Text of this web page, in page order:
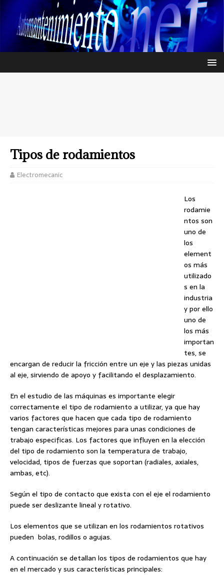
Tipos de rodamientos
Electromecanic
Los
rodamie
ntos son
uno de
los
element
os más
utilizado
s en la
industria
y por ello
uno de
los más
importan
tes, se
encargan de reducir la fricción entre un eje y las piezas unidas
al eje, sirviendo de apoyo y facilitando el desplazamiento.
En el estudio de las máquinas es importante elegir
correctamente el tipo de rodamiento a utilizar, ya que hay
varios factores que hacen que cada tipo de rodamiento
tengan características mejores para unas condiciones de
trabajo especificas. Los factores que influyen en la elección
del tipo de rodamiento son la temperatura de trabajo,
velocidad, tipos de fuerzas que soportan (radiales, axiales,
ambas, etc).
Según el tipo de contacto que exista con el eje el rodamiento
puede ser deslizante lineal y rotativo.
Los elementos que se utilizan en los rodamientos rotativos
pueden bolas, rodillos o agujas.
A continuación se detallan los tipos de rodamientos que hay
en el mercado y sus características principales: